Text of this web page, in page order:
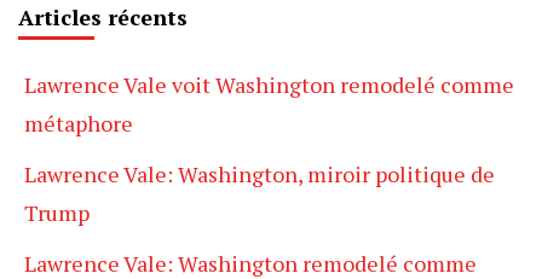
Articles récents
Lawrence Vale voit Washington remodelé comme
métaphore
Lawrence Vale: Washington, miroir politique de
Trump
Lawrence Vale: Washington remodelé comme